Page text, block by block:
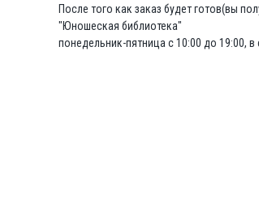
После того как заказ будет готов(вы
"Юношеская библиотека"
понедельник-пятница с 10:00 до 19:00, в